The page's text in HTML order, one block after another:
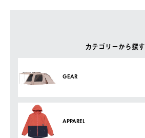
カテゴリーから探す
GEAR
APPAREL